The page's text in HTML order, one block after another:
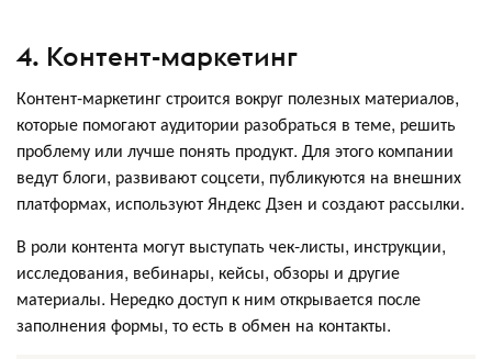
4. Контент-маркетинг
Контент-маркетинг строится вокруг полезных материалов,
которые помогают аудитории разобраться в теме, решить
проблему или лучше понять продукт. Для этого компании
ведут блоги, развивают соцсети, публикуются на внешних
платформах, используют Яндекс Дзен и создают рассылки.
В роли контента могут выступать чек-листы, инструкции,
исследования, вебинары, кейсы, обзоры и другие
материалы. Нередко доступ к ним открывается после
заполнения формы, то есть в обмен на контакты.